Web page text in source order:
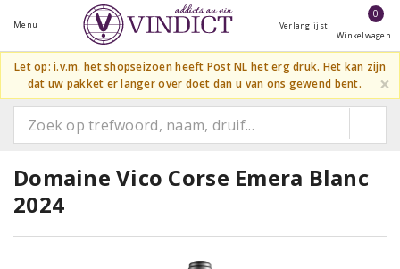
Menu Verlanglijst
0
Winkelwagen
Let op: i.v.m. het shopseizoen heeft Post NL het erg druk. Het kan zijn
dat uw pakket er langer over doet dan u van ons gewend bent.
×
Domaine Vico Corse Emera Blanc
2024